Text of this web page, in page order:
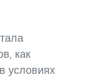
как
условиях